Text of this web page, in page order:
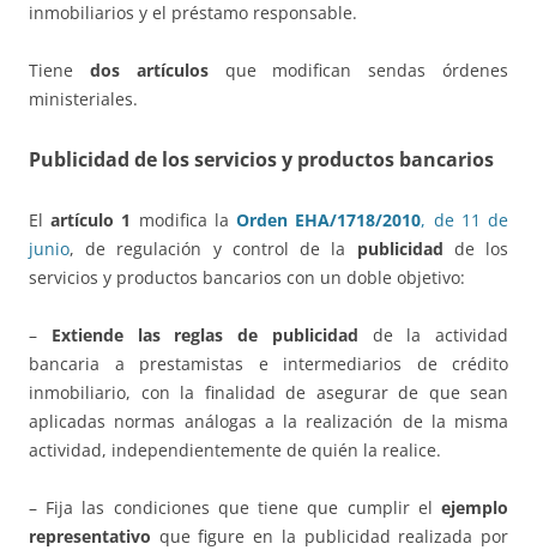
inmobiliarios y el préstamo responsable.
Tiene dos artículosque modifican sendas órdenes
ministeriales.
Publicidad de los servicios y productos bancarios
Elartículo 1 modifica laOrden EHA/1718/2010, de 11 de
junio, de regulación y control de la publicidad de los
servicios y productos bancarios con un doble objetivo:
– Extiende las reglas de publicidad de la actividad
bancaria a prestamistas e intermediarios de crédito
inmobiliario, con la finalidad de asegurar de que sean
aplicadas normas análogas a la realización de la misma
actividad, independientemente de quién la realice.
– Fija las condiciones que tiene que cumplir el ejemplo
representativo que figure en la publicidad realizada por